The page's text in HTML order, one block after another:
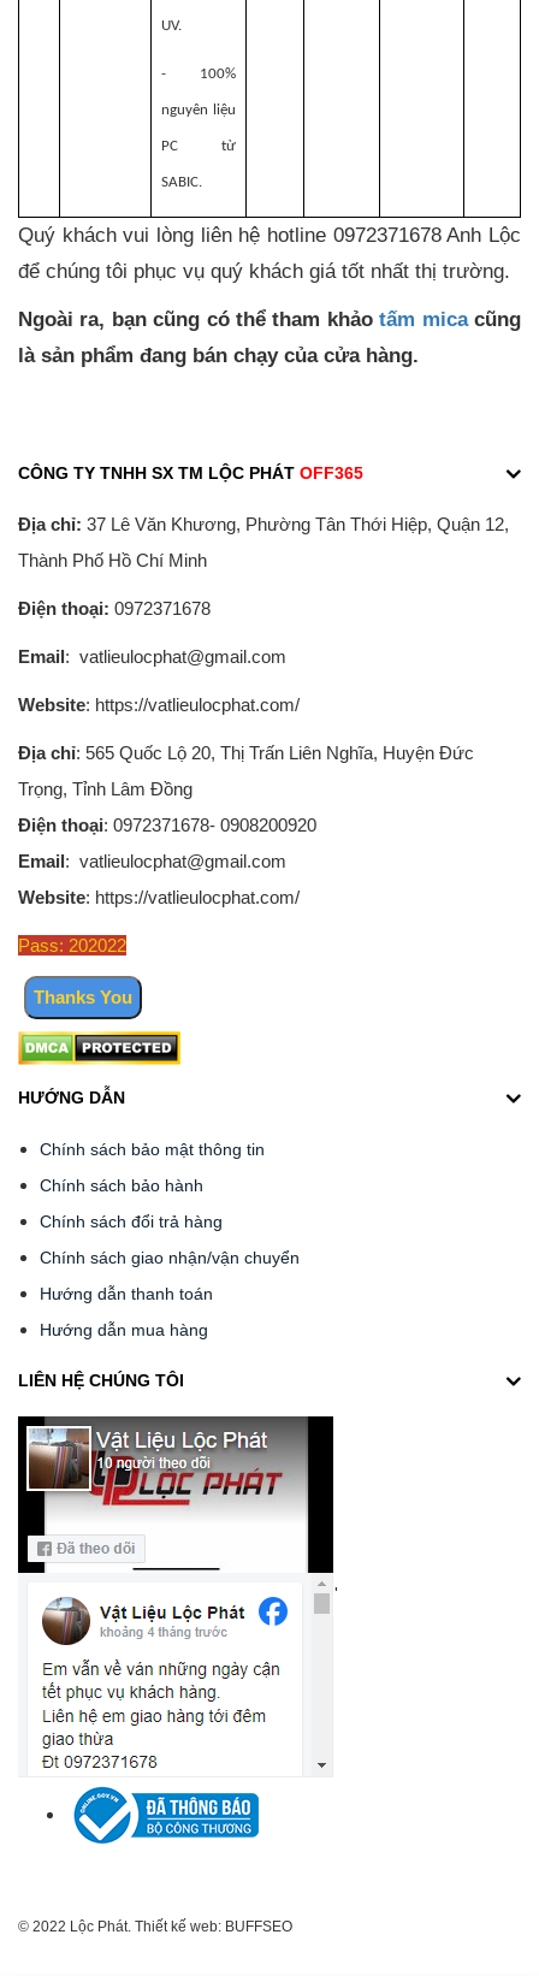
UV.
- 100%
nguyên liệu
PC từ
SABIC.
Quý khách vui lòng liên hệ hotline 0972371678 Anh Lộc
để chúng tôi phục vụ quý khách giá tốt nhất thị trường.
Ngoài ra, bạn cũng có thể tham khảotấm micacũng
là sản phẩm đang bán chạy của cửa hàng.
CÔNG TY TNHH SX TM LỘC PHÁT OFF365
Địa chỉ: 37 Lê Văn Khương, Phường Tân Thới Hiệp, Quận 12,
Thành Phố Hồ Chí Minh
Điện thoại: 0972371678
Email: vatlieulocphat@gmail.com
Website: https://vatlieulocphat.com/
Địa chỉ: 565 Quốc Lộ 20, Thị Trấn Liên Nghĩa, Huyện Đức
Trọng, Tỉnh Lâm Đồng
Điện thoại: 0972371678- 0908200920
Email: vatlieulocphat@gmail.com
Website: https://vatlieulocphat.com/
Pass: 202022
HƯỚNG DẪN
Chính sách bảo mật thông tin
Chính sách bảo hành
Chính sách đổi trả hàng
Chính sách giao nhận/vận chuyển
Hướng dẫn thanh toán
Hướng dẫn mua hàng
LIÊN HỆ CHÚNG TÔI
'
© 2022 Lộc Phát. Thiết kế web: BUFFSEO